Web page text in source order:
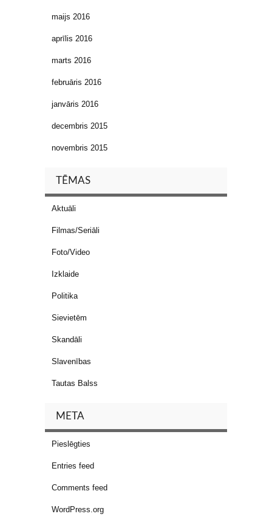
maijs 2016
aprīlis 2016
marts 2016
februāris 2016
janvāris 2016
decembris 2015
novembris 2015
TĒMAS
Aktuāli
Filmas/Seriāli
Foto/Video
Izklaide
Politika
Sievietēm
Skandāli
Slavenības
Tautas Balss
META
Pieslēgties
Entries feed
Comments feed
WordPress.org